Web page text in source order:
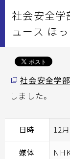
社会安全学
ュース ほ
社会安全学部
しました。
日時 12
媒体